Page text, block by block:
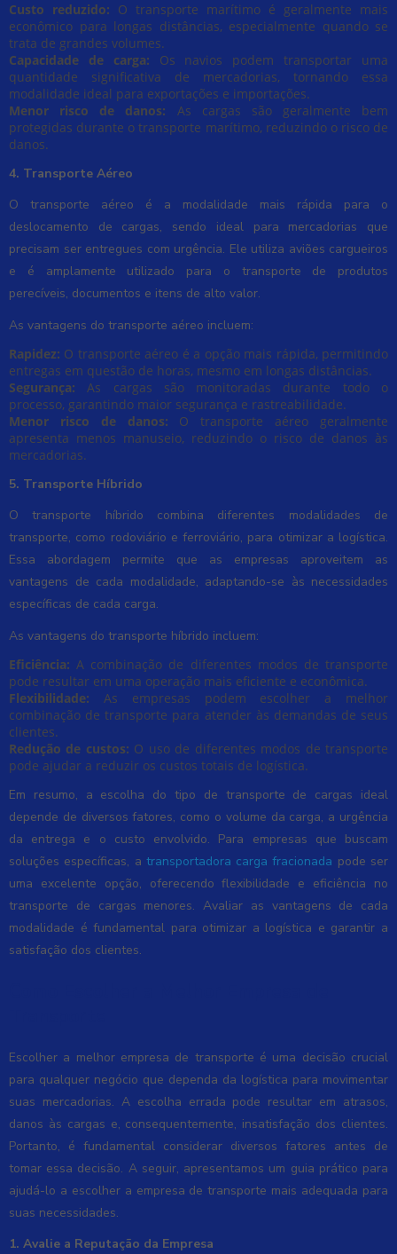
Custo reduzido: O transporte marítimo é geralmente mais
econômico para longas distâncias, especialmente quando se
trata de grandes volumes.
Capacidade de carga: Os navios podem transportar uma
quantidade significativa de mercadorias, tornando essa
modalidade ideal para exportações e importações.
Menor risco de danos: As cargas são geralmente bem
protegidas durante o transporte marítimo, reduzindo o risco de
danos.
4. Transporte Aéreo
O transporte aéreo é a modalidade mais rápida para o
deslocamento de cargas, sendo ideal para mercadorias que
precisam ser entregues com urgência. Ele utiliza aviões cargueiros
e é amplamente utilizado para o transporte de produtos
perecíveis, documentos e itens de alto valor.
As vantagens do transporte aéreo incluem:
Rapidez: O transporte aéreo é a opção mais rápida, permitindo
entregas em questão de horas, mesmo em longas distâncias.
Segurança: As cargas são monitoradas durante todo o
processo, garantindo maior segurança e rastreabilidade.
Menor risco de danos: O transporte aéreo geralmente
apresenta menos manuseio, reduzindo o risco de danos às
mercadorias.
5. Transporte Híbrido
O transporte híbrido combina diferentes modalidades de
transporte, como rodoviário e ferroviário, para otimizar a logística.
Essa abordagem permite que as empresas aproveitem as
vantagens de cada modalidade, adaptando-se às necessidades
específicas de cada carga.
As vantagens do transporte híbrido incluem:
Eficiência: A combinação de diferentes modos de transporte
pode resultar em uma operação mais eficiente e econômica.
Flexibilidade: As empresas podem escolher a melhor
combinação de transporte para atender às demandas de seus
clientes.
Redução de custos: O uso de diferentes modos de transporte
pode ajudar a reduzir os custos totais de logística.
Em resumo, a escolha do tipo de transporte de cargas ideal
depende de diversos fatores, como o volume da carga, a urgência
da entrega e o custo envolvido. Para empresas que buscam
soluções específicas, a transportadora carga fracionada pode ser
uma excelente opção, oferecendo flexibilidade e eficiência no
transporte de cargas menores. Avaliar as vantagens de cada
modalidade é fundamental para otimizar a logística e garantir a
satisfação dos clientes.
Escolher a melhor empresa de transporte é uma decisão crucial
para qualquer negócio que dependa da logística para movimentar
suas mercadorias. A escolha errada pode resultar em atrasos,
danos às cargas e, consequentemente, insatisfação dos clientes.
Portanto, é fundamental considerar diversos fatores antes de
tomar essa decisão. A seguir, apresentamos um guia prático para
ajudá-lo a escolher a empresa de transporte mais adequada para
suas necessidades.
1. Avalie a Reputação da Empresa